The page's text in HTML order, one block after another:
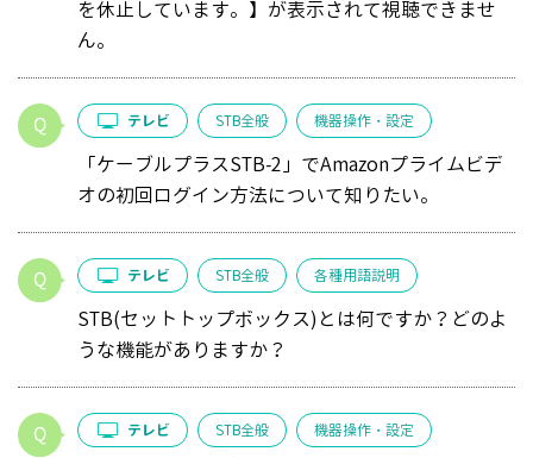
を休止しています。】が表示されて視聴できませ
ん。
テレビ STB全般 機器操作・設定
「ケーブルプラスSTB-2」でAmazonプライムビデ
オの初回ログイン方法について知りたい。
テレビ STB全般 各種用語説明
STB(セットトップボックス)とは何ですか？どのよ
うな機能がありますか？
テレビ STB全般 機器操作・設定